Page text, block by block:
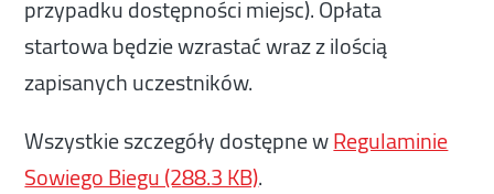
przypadku dostępności miejsc). Opłata
startowa będzie wzrastać wraz z ilością
zapisanych uczestników.
Wszystkie szczegóły dostępne wRegulaminie
Sowiego Biegu (288.3 KB).